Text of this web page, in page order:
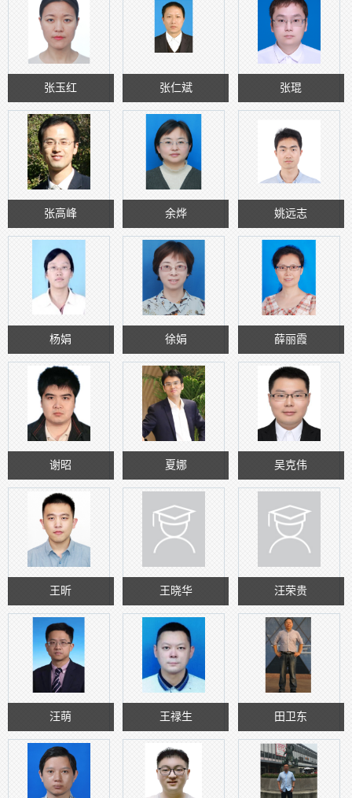
张玉红 张仁斌 张琨
张高峰 余烨 姚远志
杨娟 徐娟 薛丽霞
谢昭 夏娜 吴克伟
王昕 王晓华 汪荣贵
汪萌 王禄生 田卫东